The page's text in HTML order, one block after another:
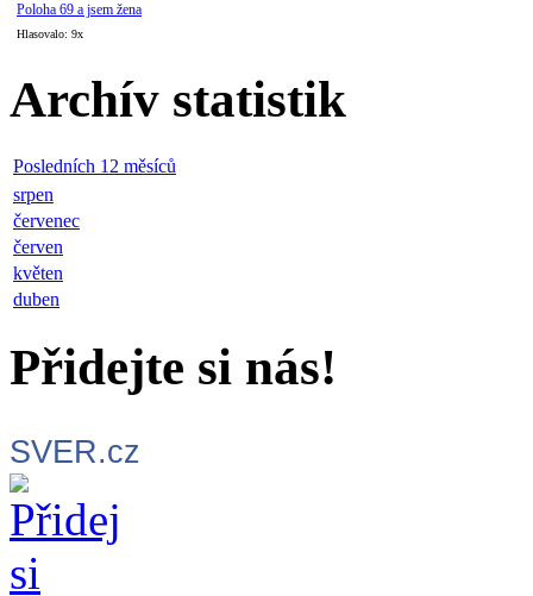
Poloha 69 a jsem žena
Hlasovalo: 9x
Archív statistik
Posledních 12 měsíců
srpen
červenec
červen
květen
duben
Přidejte si nás!
SVER.cz